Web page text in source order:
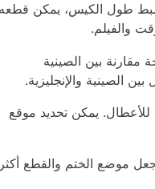
طول الكيس، يمكن قطعه
بين الصينية
والإنجليزية.
يمكن تحديد موقع
موضع الختم والقطع أكثر